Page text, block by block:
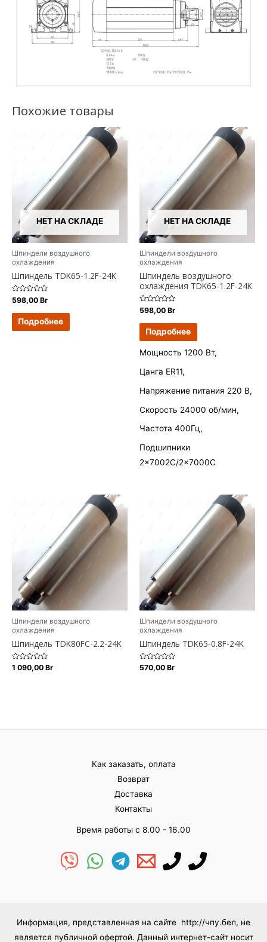
Похожие товары
НЕТ НА СКЛАДЕ
Шпиндели воздушного
охлаждения
Шпиндель TDK65-1.2F-24K
Оценка
0
из
598,00 Br
Подробнее
НЕТ НА СКЛАДЕ
Шпиндели воздушного
охлаждения
Шпиндель воздушного
охлаждения TDK65-1.2F-24K
Оценка
0
из
598,00 Br
Подробнее
Мощность 1200 Вт,
Цанга ER11,
Напряжение питания 220 В,
Скорость 24000 об/мин,
Частота 400Гц,
Подшипники
2×7002С/2×7000С
Шпиндели воздушного
охлаждения
Шпиндель TDK80FC-2.2-24K
Оценка
1 090,00 Br
Шпиндели воздушного
охлаждения
Шпиндель TDK65-0.8F-24K
Оценка
570,00 Br
Как заказать, оплата
Возврат
Доставка
Контакты
Время работы с 8.00 - 16.00
Информация, представленная на сайте http://чпу.бел, не
является публичной офертой. Данный интернет-сайт носит